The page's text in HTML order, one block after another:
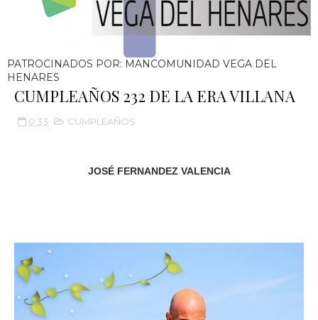
PATROCINADOS POR: MANCOMUNIDAD VEGA DEL
HENARES
CUMPLEAÑOS 232 DE LA ERA VILLANA
0:33 CUMPLEAÑOS
JOSÉ FERNANDEZ VALENCIA